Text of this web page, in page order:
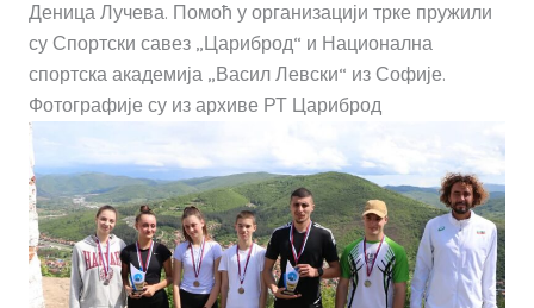
Деница Лучева. Помоћ у организацији трке пружили
су Спортски савез „Цариброд“ и Национална
спортска академија „Васил Левски“ из Софије.
Фотографије су из архиве РТ Цариброд